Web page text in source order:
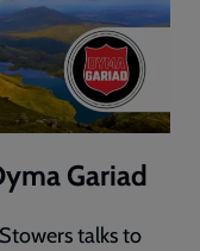
Gariad
talks to